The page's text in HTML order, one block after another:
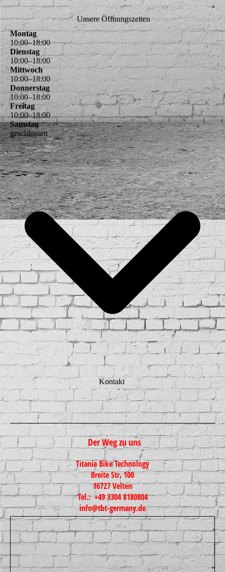
Unsere Öffnungszeiten
Montag
10:00–18:00
Dienstag
10:00–18:00
Mittwoch
10:00–18:00
Donnerstag
10:00–18:00
Freitag
10:00–18:00
Samstag
geschlossen
Kontakt
Der Weg zu uns
Titania Bike Technology
Breite Str. 100
16727 Velten
Tel.: +49 3304 8180804
info@tbt-germany.de